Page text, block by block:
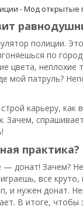
- Мод открытые
полиции.
по
цвета,
мой патруль?
карьеру,
Зачем,
практика?
донат! Зачем?
все
и нужен донат.
В итоге,